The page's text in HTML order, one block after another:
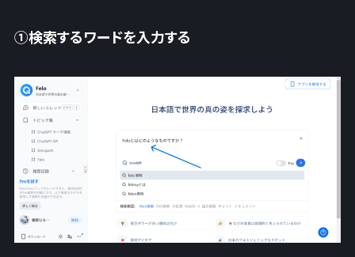
①検索するワードを入力する